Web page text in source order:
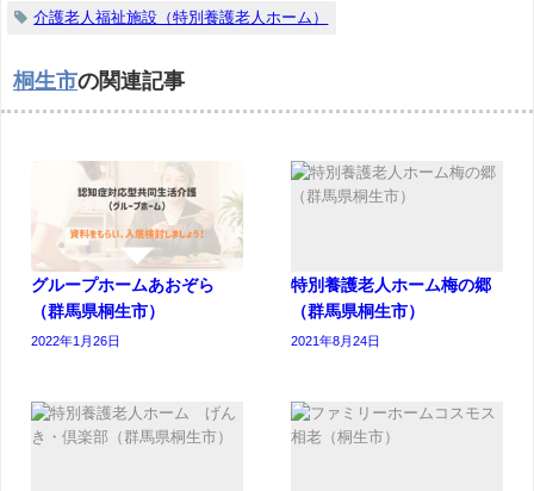
介護老人福祉施設（特別養護老人ホーム）
桐生市の関連記事
グループホームあおぞら
（群馬県桐生市）
2022年1月26日
特別養護老人ホーム梅の郷
（群馬県桐生市）
2021年8月24日